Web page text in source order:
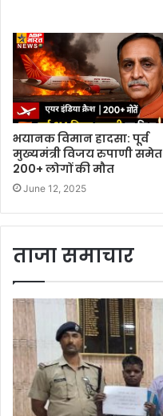
भयानक विमान हादसा: पूर्व
मुख्यमंत्री विजय रुपाणी समेत
200+ लोगों की मौत
June 12, 2025
ताजा समाचार